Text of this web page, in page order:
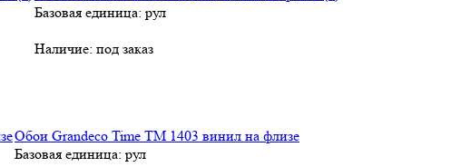
Базовая единица: рул
Наличие: под заказ
Обои Grandeco Time TM 1403 винил на флизе
Базовая единица: рул